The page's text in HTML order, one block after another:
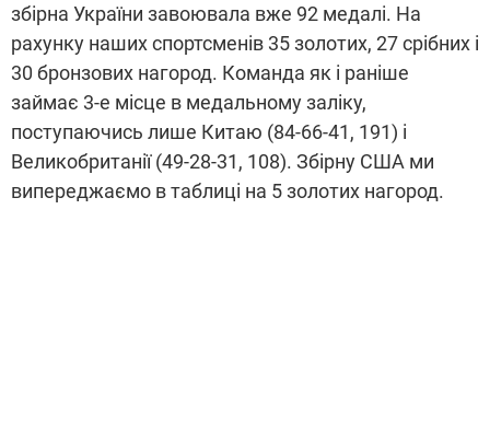
збірна України завоювала вже 92 медалі. На
рахунку наших спортсменів 35 золотих, 27 срібних і
30 бронзових нагород. Команда як і раніше
займає 3-е місце в медальному заліку,
поступаючись лише Китаю (84-66-41, 191) і
Великобританії (49-28-31, 108). Збірну США ми
випереджаємо в таблиці на 5 золотих нагород.